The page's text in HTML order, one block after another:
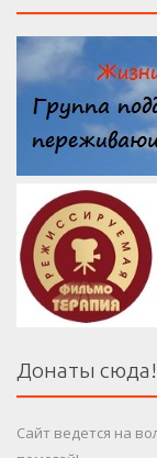
Донаты сюда!
Сайт ведется на